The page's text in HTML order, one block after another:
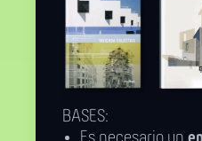
BASES: